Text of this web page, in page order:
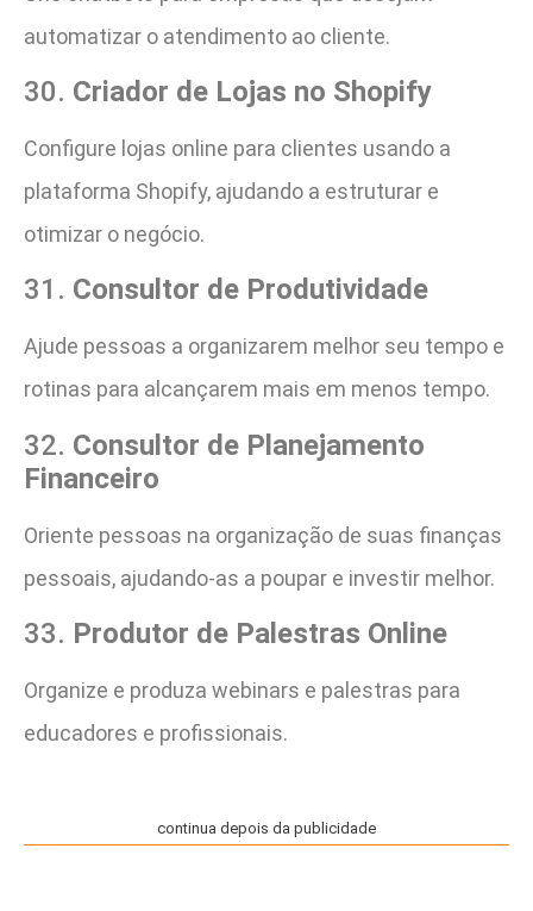
automatizar o atendimento ao cliente.
30. Criador de Lojas no Shopify
Configure lojas online para clientes usando a
plataforma Shopify, ajudando a estruturar e
otimizar o negócio.
31. Consultor de Produtividade
Ajude pessoas a organizarem melhor seu tempo e
rotinas para alcançarem mais em menos tempo.
32. Consultor de Planejamento
Financeiro
Oriente pessoas na organização de suas finanças
pessoais, ajudando-as a poupar e investir melhor.
33. Produtor de Palestras Online
Organize e produza webinars e palestras para
educadores e profissionais.
continua depois da publicidade